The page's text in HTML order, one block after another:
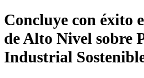
Concluye con éxito
de Alto Nivel sobre
Industrial